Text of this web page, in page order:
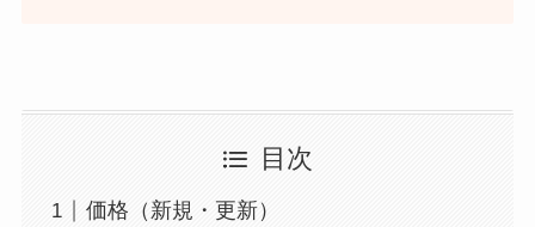
目次
価格（新規・更新）